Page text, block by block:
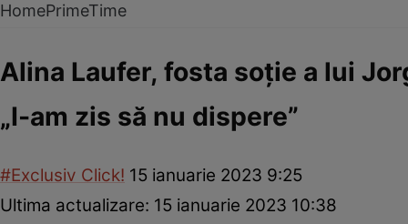
HomePrimeTime
Alina Laufer, fosta soție a lui
„I-am zis să nu dispere”
#Exclusiv Click! 15 ianuarie 2023 9:25
Ultima actualizare: 15 ianuarie 2023 10:38